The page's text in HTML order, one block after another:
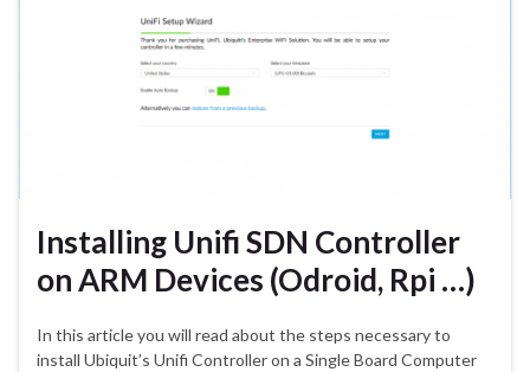
Installing Unifi SDN Controller
on ARM Devices (Odroid, Rpi …)
In this article you will read about the steps necessary to
install Ubiquit’s Unifi Controller on a Single Board Computer